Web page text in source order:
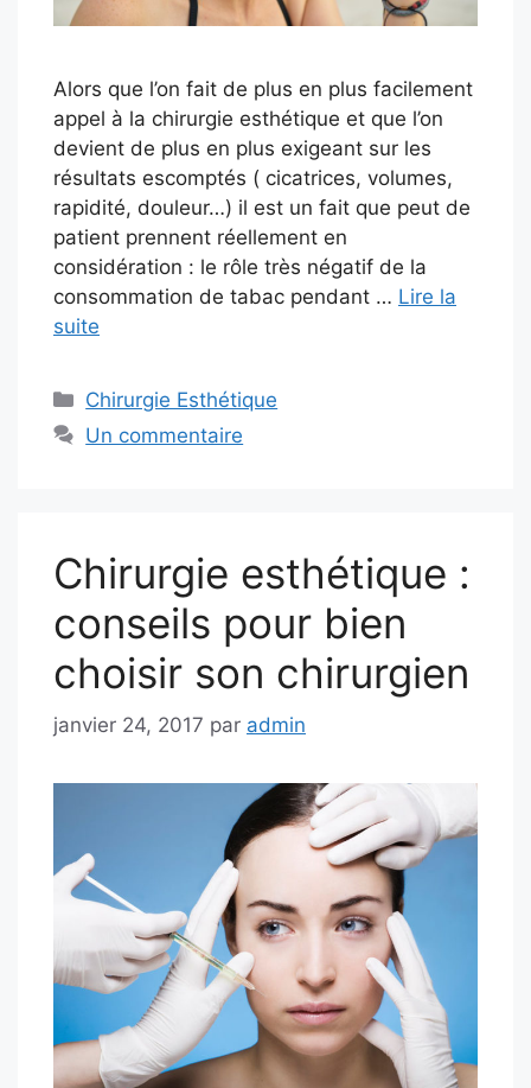
Alors que l’on fait de plus en plus facilement
appel à la chirurgie esthétique et que l’on
devient de plus en plus exigeant sur les
résultats escomptés ( cicatrices, volumes,
rapidité, douleur…) il est un fait que peut de
patient prennent réellement en
considération : le rôle très négatif de la
consommation de tabac pendant … Lire la
suite
Catégories
Chirurgie Esthétique
Un commentaire
Chirurgie esthétique :
conseils pour bien
choisir son chirurgien
janvier 24, 2017 par admin